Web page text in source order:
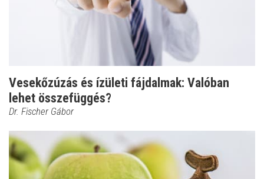
Vesekőzúzás és ízületi fájdalmak: Valóban
lehet összefüggés?
Dr. Fischer Gábor